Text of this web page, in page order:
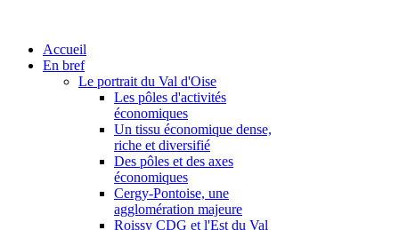
Accueil
En bref
Le portrait du Val d'Oise
Les pôles d'activités
économiques
Un tissu économique dense,
riche et diversifié
Des pôles et des axes
économiques
Cergy-Pontoise, une
agglomération majeure
Roissy CDG et l'Est du Val